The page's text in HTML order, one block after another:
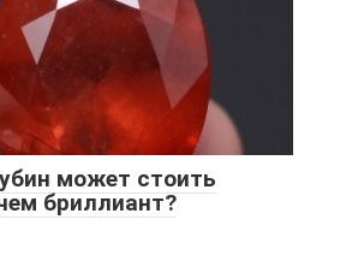
может стоить
бриллиант?